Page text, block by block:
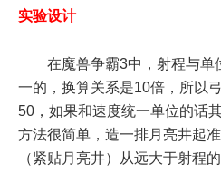
实验设计
在魔兽争霸3中，射程与单
一的，换算关系是10倍，所以
50，如果和速度统一单位的话
方法很简单，造一排月亮井起
（紧贴月亮井）从远大于射程